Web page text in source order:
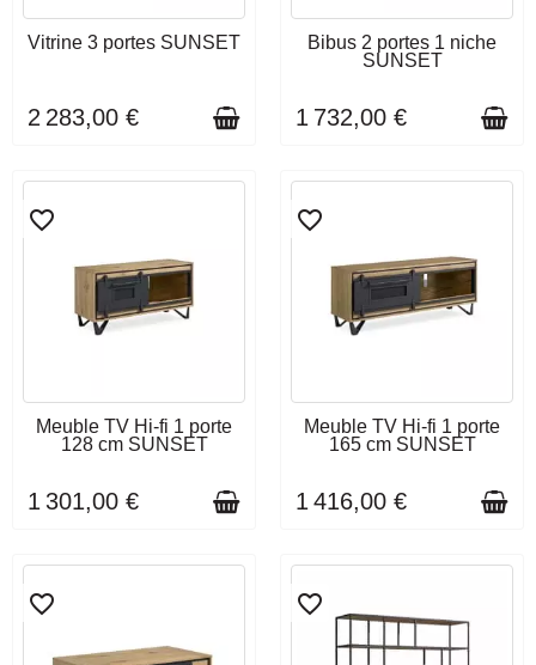
DÉLAI DE LIVRAISON : 3 À 4
SEMAINES
Vitrine 3 portes SUNSET
2 283,00 €
DÉLAI DE LIVRAISON : 3 À 4
SEMAINES
Bibus 2 portes 1 niche
SUNSET
1 732,00 €
DÉLAI DE LIVRAISON : 3 À 4
SEMAINES
favorite_border
Meuble TV Hi-fi 1 porte
128 cm SUNSET
1 301,00 €
DÉLAI DE LIVRAISON : 3 À 4
SEMAINES
favorite_border
Meuble TV Hi-fi 1 porte
165 cm SUNSET
1 416,00 €
favorite_border favorite_border